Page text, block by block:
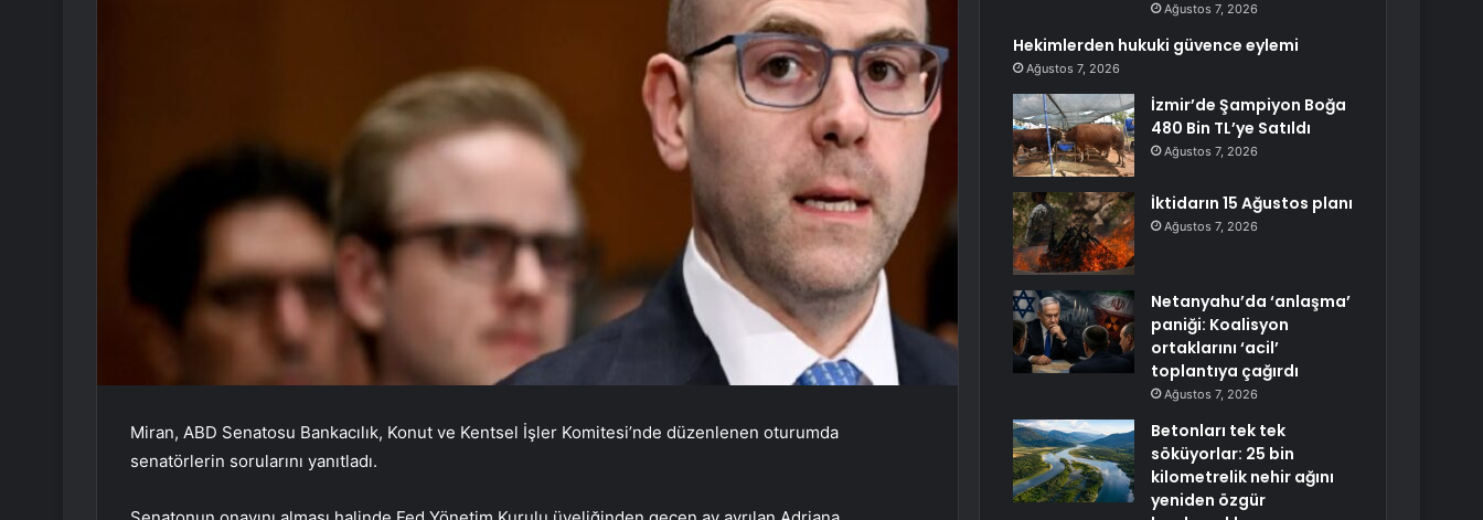
Miran, ABD Senatosu Bankacılık, Konut ve Kentsel İşler Komitesi’nde düzenlenen oturumda
senatörlerin sorularını yanıtladı.
Ağustos 7, 2026
Hekimlerden hukuki güvence eylemi
Ağustos 7, 2026
İzmir’de Şampiyon Boğa
480 Bin TL’ye Satıldı
Ağustos 7, 2026
İktidarın 15 Ağustos planı
Ağustos 7, 2026
Netanyahu’da ‘anlaşma’
paniği: Koalisyon
ortaklarını ‘acil’
toplantıya çağırdı
Ağustos 7, 2026
Betonları tek tek
söküyorlar: 25 bin
kilometrelik nehir ağını
yeniden özgür